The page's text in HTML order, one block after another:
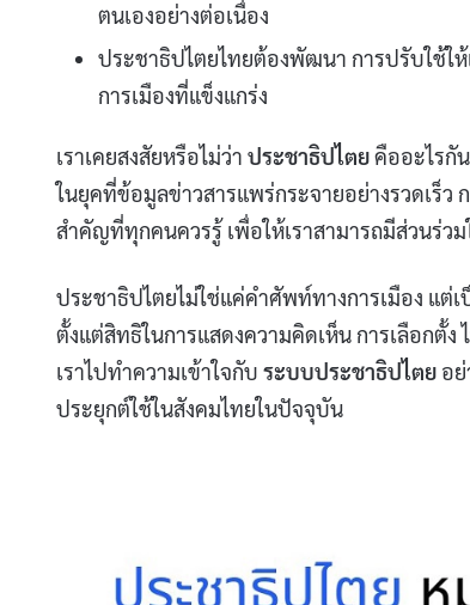
ตนเองอย่างต่อเนื่อง
ประชาธิปไตยไทยต้องพัฒนา การปรับใช้ให้
การเมืองที่แข็งแกร่ง
เราเคยสงสัยหรือไม่ว่า ประชาธิปไตยคืออะไรกั
ในยุคที่ข้อมูลข่าวสารแพร่กระจายอย่างรวดเร็ว
สำคัญที่ทุกคนควรรู้ เพื่อให้เราสามารถมีส่วนร่ว
ประชาธิปไตยไม่ใช่แค่คำศัพท์ทางการเมือง แ
ตั้งแต่สิทธิในการแสดงความคิดเห็น การเลือกตั้
เราไปทำความเข้าใจกับ ระบบประชาธิปไตย อ
ประยุกต์ใช้ในสังคมไทยในปัจจุบัน